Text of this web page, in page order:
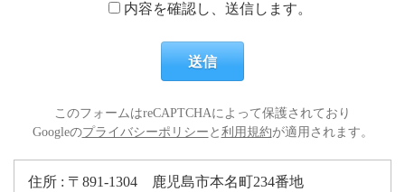
内容を確認し、送信します。
このフォームはreCAPTCHAによって保護されており
Googleのプライバシーポリシー と 利用規約が適用されます。
住所 : 〒891-1304 鹿児島市本名町234番地